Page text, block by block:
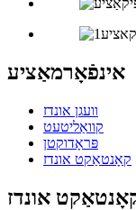
אינפֿאָרמאַציע
וועגן אונדז
קוואַליטעט
פּראָדוקטן
קאָנטאַקט אונדז
אונדז